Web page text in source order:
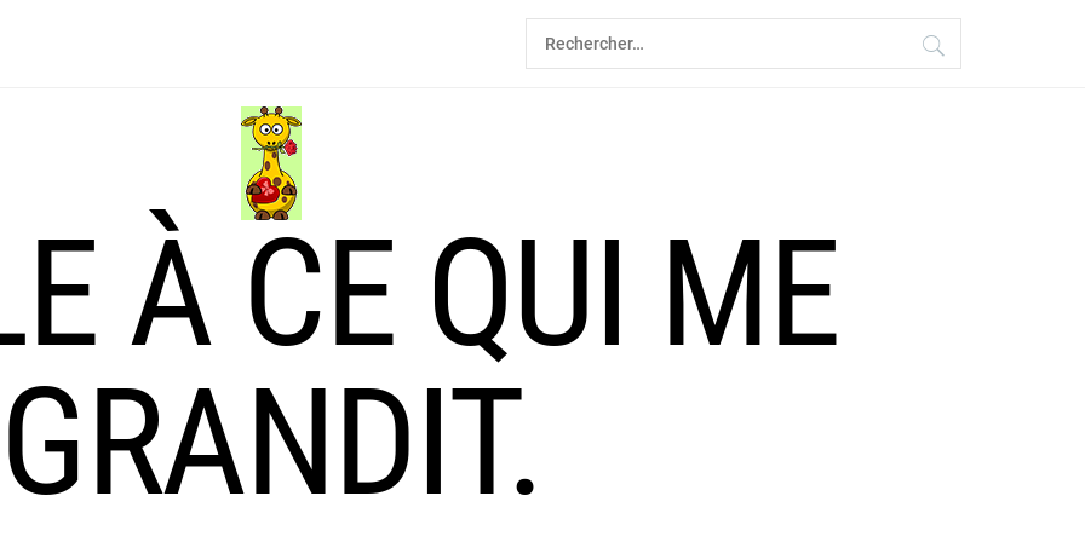
Rechercher :
À CE QUI ME
GRANDIT.